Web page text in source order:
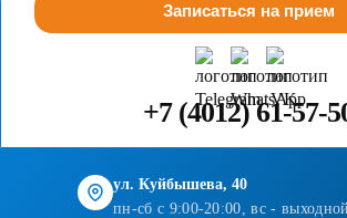
Записаться на прием
+7 (4012) 61-57-
ул. Куйбышева, 40
пн-сб с 9:00-20:00, вс - выходной